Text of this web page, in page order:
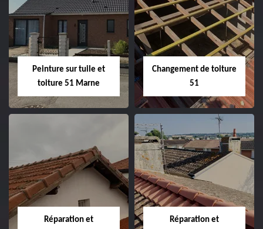
Peintre et peinture
de façade 51
Hydrofuge toiture
51
Peinture sur tuile et
toiture 51 Marne
Peinture sur tuile
et toiture 51
Marne
Changement de toiture
51
Changement de
toiture 51
Réparation et
Réparation et